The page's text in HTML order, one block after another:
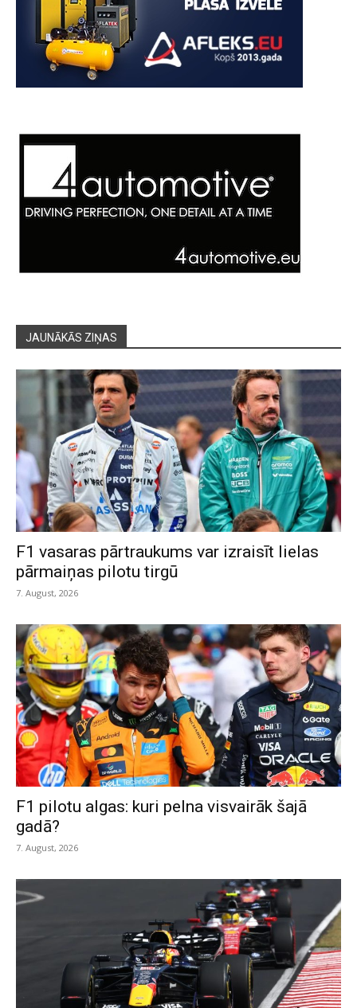
JAUNĀKĀS ZIŅAS
F1 vasaras pārtraukums var izraisīt lielas
pārmaiņas pilotu tirgū
7. August, 2026
F1 pilotu algas: kuri pelna visvairāk šajā
gadā?
7. August, 2026